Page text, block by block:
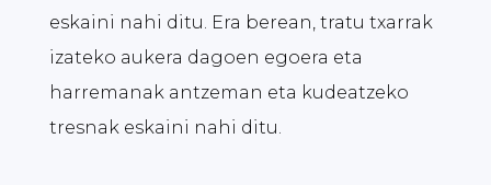
eskaini nahi ditu. Era berean, tratu txarrak
izateko aukera dagoen egoera eta
harremanak antzeman eta kudeatzeko
tresnak eskaini nahi ditu.